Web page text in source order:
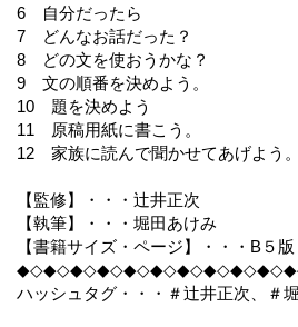
6 自分だったら
7 どんなお話だった？
8 どの文を使おうかな？
9 文の順番を決めよう。
10 題を決めよう
11 原稿用紙に書こう。
12 家族に読んで聞かせてあげよう。
【監修】・・・辻井正次
【執筆】・・・堀田あけみ
【書籍サイズ・ページ】・・・
ハッシュタグ・・・＃辻井正次、＃